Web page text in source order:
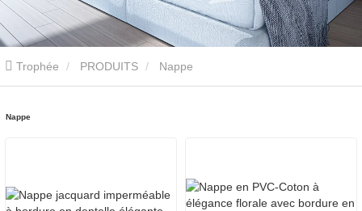
Trophée PRODUITS Nappe
Nappe